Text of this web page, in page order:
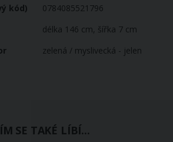
kód)
0784085521796
délka 146 cm, šířka 7 cm
zelená / myslivecká - jelen
SE TAKÉ LÍBÍ...